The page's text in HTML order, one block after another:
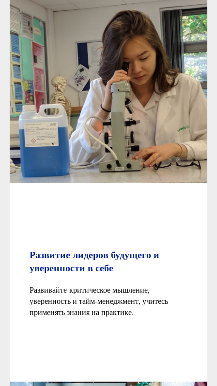
Развитие лидеров будущего и
уверенности в себе
Развивайте критическое мышление,
уверенность и тайм-менеджмент, учитесь
применять знания на практике.